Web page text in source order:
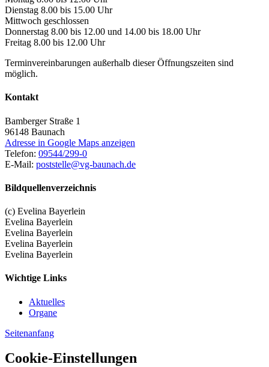
Dienstag 8.00 bis 15.00 Uhr
Mittwoch geschlossen
Donnerstag 8.00 bis 12.00 und 14.00 bis 18.00 Uhr
Freitag 8.00 bis 12.00 Uhr
Terminvereinbarungen außerhalb dieser Öffnungszeiten sind
möglich.
Kontakt
Bamberger Straße 1
96148 Baunach
Adresse in Google Maps anzeigen
Telefon: 09544/299-0
E-Mail: poststelle@vg-baunach.de
Bildquellenverzeichnis
(c) Evelina Bayerlein
Evelina Bayerlein
Evelina Bayerlein
Evelina Bayerlein
Evelina Bayerlein
Wichtige Links
Aktuelles
Organe
Seitenanfang
Cookie-Einstellungen